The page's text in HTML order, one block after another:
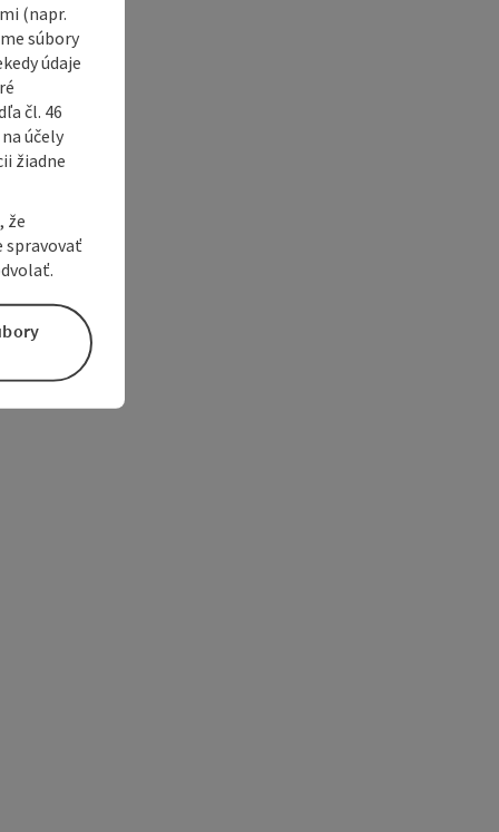
(napr.
súbory
údaje
čl. 46
účely
žiadne
že
spravovať